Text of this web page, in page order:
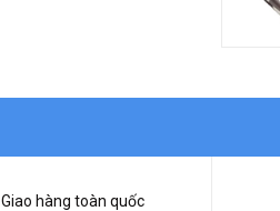
Giao hàng toàn quốc